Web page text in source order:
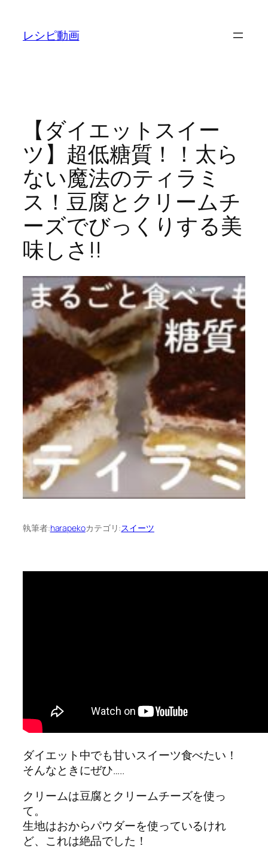
レシピ動画
【ダイエットスイー
ツ】超低糖質！！太ら
ない魔法のティラミ
ス！豆腐とクリームチ
ーズでびっくりする美
味しさ!!
執筆者:harapekoカテゴリ:スイーツ
ダイエット中でも甘いスイーツ食べたい！
そんなときにぜひ…..
クリームは豆腐とクリームチーズを使っ
て。
生地はおからパウダーを使っているけれ
ど、これは絶品でした！